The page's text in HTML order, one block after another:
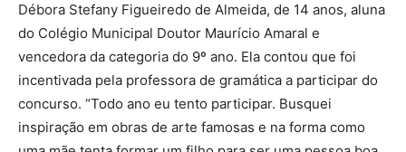
Débora Stefany Figueiredo de Almeida, de 14 anos, aluna
do Colégio Municipal Doutor Maurício Amaral e
vencedora da categoria do 9º ano. Ela contou que foi
incentivada pela professora de gramática a participar do
concurso. “Todo ano eu tento participar. Busquei
inspiração em obras de arte famosas e na forma como